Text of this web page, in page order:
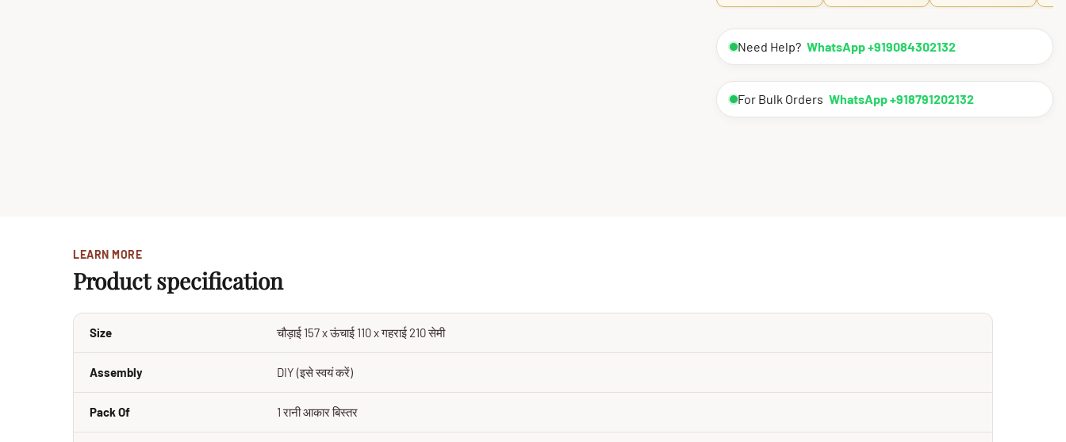
Need Help? WhatsApp +919084302132
For Bulk Orders WhatsApp +918791202132
LEARN MORE
Product specification
Size चौड़ाई 157 x ऊंचाई 110 x गहराई 210 सेमी
Assembly DIY (इसे स्वयं करें)
Pack Of 1 रानी आकार बिस्तर